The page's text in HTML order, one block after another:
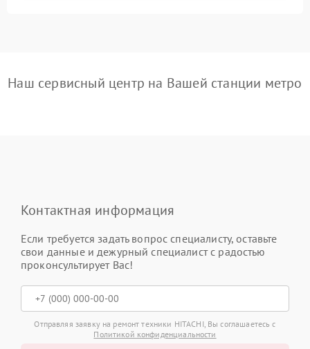
Наш сервисный центр на Вашей станции метро
Контактная информация
Если требуется задать вопрос специалисту, оставьте
свои данные и дежурный специалист с радостью
проконсультирует Вас!
Отправляя заявку на ремонт техники HITACHI, Вы соглашаетесь с
Политикой конфиденциальности